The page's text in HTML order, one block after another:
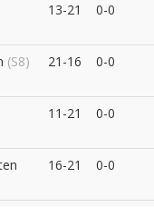
13-21 0-0
(S8) 21-16 0-0
11-21 0-0
16-21 0-0